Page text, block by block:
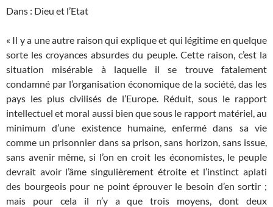
Dans : Dieu et l’Etat
« Il y a une autre raison qui explique et qui légitime en quelque
sorte les croyances absurdes du peuple. Cette raison, c’est la
situation misérable à laquelle il se trouve fatalement
condamné par l’organisation économique de la société, das les
pays les plus civilisés de l’Europe. Réduit, sous le rapport
intellectuel et moral aussi bien que sous le rapport matériel, au
minimum d’une existence humaine, enfermé dans sa vie
comme un prisonnier dans sa prison, sans horizon, sans issue,
sans avenir même, si l’on en croit les économistes, le peuple
devrait avoir l’âme singulièrement étroite et l’instinct aplati
des bourgeois pour ne point éprouver le besoin d’en sortir ;
mais pour cela il n’y a que trois moyens, dont deux